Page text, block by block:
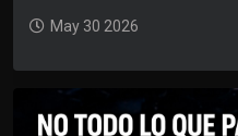
May 30 2026